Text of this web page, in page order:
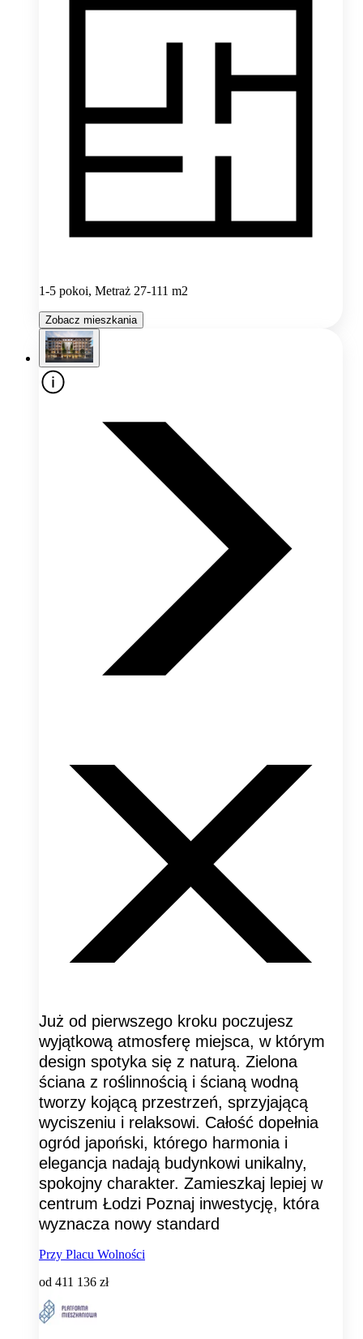
1-5 pokoi, Metraż 27-111 m2
Zobacz mieszkania
Już od pierwszego kroku poczujesz
wyjątkową atmosferę miejsca, w którym
design spotyka się z naturą. Zielona
ściana z roślinnością i ścianą wodną
tworzy kojącą przestrzeń, sprzyjającą
wyciszeniu i relaksowi. Całość dopełnia
ogród japoński, którego harmonia i
elegancja nadają budynkowi unikalny,
spokojny charakter. Zamieszkaj lepiej w
centrum Łodzi Poznaj inwestycję, która
wyznacza nowy standard
Przy Placu Wolności
od 411 136 zł